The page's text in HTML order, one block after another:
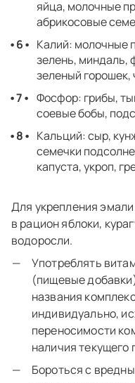
яйца, молочные
абрикосовые
Калий: молочные
зелень, миндаль,
зеленый горошек,
Фосфор: грибы,
соевые бобы,
Кальций: сыр,
семечки
капуста, укроп,
Для укрепления
в рацион яблоки,
водоросли.
Употреблять
(пищевые
названия
индивидуально,
переносимости
наличия текущего
Бороться с